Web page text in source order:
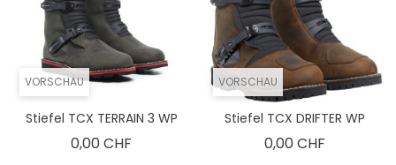
VORSCHAU
Stiefel TCX TERRAIN 3 WP
0,00 CHF
VORSCHAU
Stiefel TCX DRIFTER WP
0,00 CHF